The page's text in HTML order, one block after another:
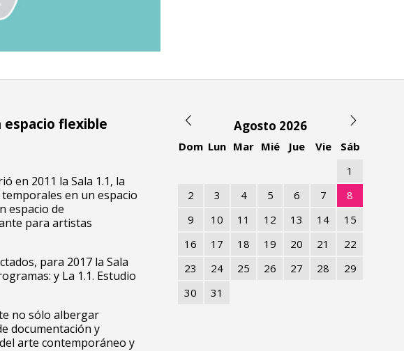
espacio flexible
en 2011 la Sala 1.1, la
en un espacio
espacio de
para artistas
para 2017 la Sala
y La 1.1. Estudio
no sólo albergar
documentación y
arte contemporáneo y
Agosto 2026
Dom Lun Mar Mié Jue Vie
Sáb
1
2
3 4 5 6 7
8
9
10 11 12 13 14
15
16
17 18 19 20 21
22
23
24 25 26 27 28
29
30
31